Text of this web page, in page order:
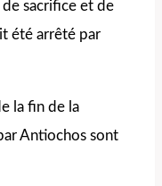
sacrifice et de
été arrêté par
la fin de la
Antiochos sont